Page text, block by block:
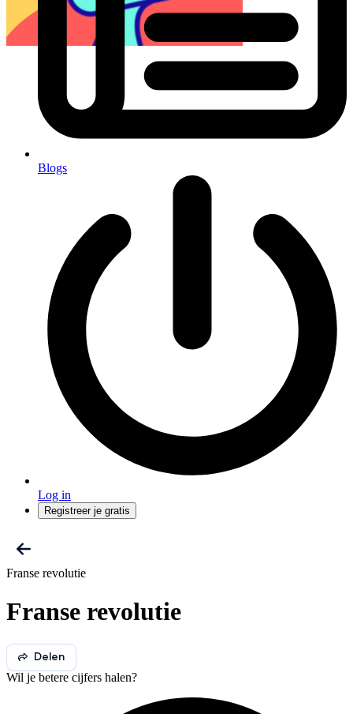
Blogs
Log in
Registreer je gratis
Franse revolutie
Franse revolutie
Delen
Wil je betere cijfers halen?